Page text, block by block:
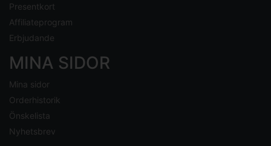
Presentkort
Affiliateprogram
Erbjudande
MINA SIDOR
Mina sidor
Orderhistorik
Önskelista
Nyhetsbrev